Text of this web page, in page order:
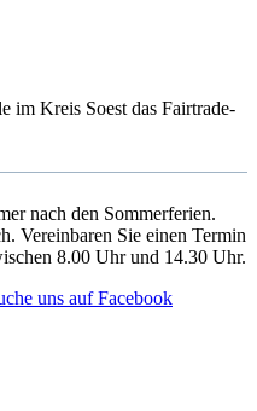
im Kreis Soest das Fairtrade-
nach den Sommerferien.
Vereinbaren Sie einen Termin
8.00 Uhr und 14.30 Uhr.
uns auf Facebook